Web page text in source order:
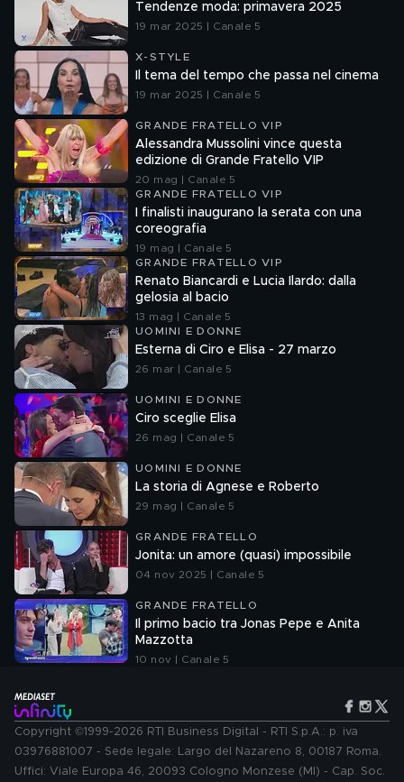
Tendenze moda: primavera 2025
19 mar 2025 | Canale 5
X-STYLE
Il tema del tempo che passa nel cinema
19 mar 2025 | Canale 5
GRANDE FRATELLO VIP
Alessandra Mussolini vince questa
edizione di Grande Fratello VIP
20 mag | Canale 5
GRANDE FRATELLO VIP
I finalisti inaugurano la serata con una
coreografia
19 mag | Canale 5
GRANDE FRATELLO VIP
Renato Biancardi e Lucia Ilardo: dalla
gelosia al bacio
13 mag | Canale 5
UOMINI E DONNE
Esterna di Ciro e Elisa - 27 marzo
26 mar | Canale 5
UOMINI E DONNE
Ciro sceglie Elisa
26 mag | Canale 5
UOMINI E DONNE
La storia di Agnese e Roberto
29 mag | Canale 5
GRANDE FRATELLO
Jonita: un amore (quasi) impossibile
04 nov 2025 | Canale 5
GRANDE FRATELLO
Il primo bacio tra Jonas Pepe e Anita
Mazzotta
10 nov | Canale 5
Copyright ©1999-2026 RTI Business Digital - RTI S.p.A.: p. iva
03976881007 - Sede legale: Largo del Nazareno 8, 00187 Roma.
Uffici: Viale Europa 46, 20093 Cologno Monzese (MI) - Cap. Soc.